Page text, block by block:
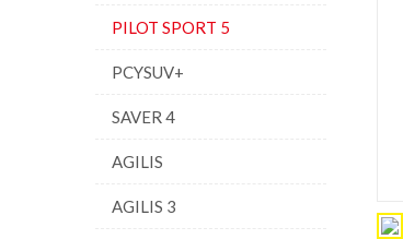
PILOT SPORT 5
PCYSUV+
SAVER 4
AGILIS
AGILIS 3